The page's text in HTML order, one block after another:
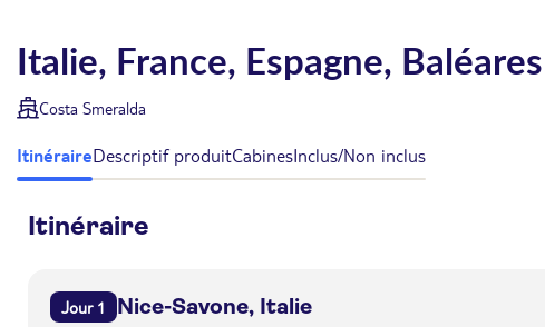
Italie, France, Espagne,
Costa Smeralda
ItinéraireDescriptif produitCabinesInclus/Non inclus
Itinéraire
Jour 1 Nice-Savone, Italie